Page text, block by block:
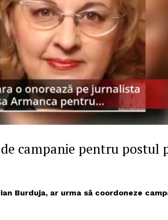
campanie pentru postul
Burduja, ar urma să coordoneze